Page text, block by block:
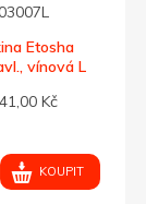
Etosha
vínová L
Kč
KOUPIT